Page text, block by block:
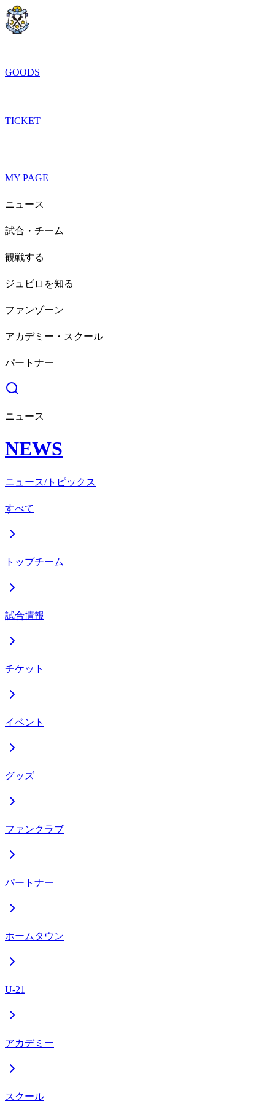
GOODS
TICKET
MY PAGE
ニュース
試合・チーム
観戦する
ジュビロを知る
ファンゾーン
アカデミー・スクール
パートナー
ニュース
NEWS
ニュース/トピックス
すべて
トップチーム
試合情報
チケット
イベント
グッズ
ファンクラブ
パートナー
ホームタウン
U-21
アカデミー
スクール